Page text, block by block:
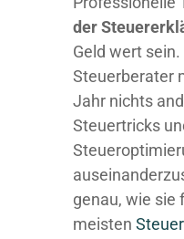
der Ste
Geld wert
Steuerberater
Jahr nichts
Steuertricks
genau, wie sie
meisten